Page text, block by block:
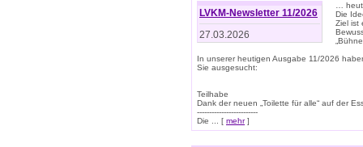
LVKM-Newsletter 11/2026
27.03.2026
…
Die
Ziel ist
In unserer heutigen Ausgabe 11/2026
Sie ausgesucht:
Teilhabe
Dank der neuen „Toilette für alle“ auf der
-------------------------
Die ... [ mehr]